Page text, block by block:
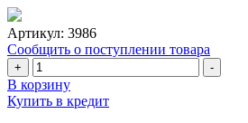
Артикул: 3986
Сообщить о поступлении товара
+ -
В корзину
Купить в кредит